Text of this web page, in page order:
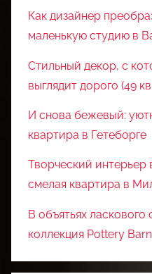
Как дизайнер
маленькую студию в
Стильный декор, с
выглядит дорого (49
И снова бежевый:
квартира в Гетеборге
Творческий интерьер
смелая квартира в
В объятьях ласкового
коллекция Pottery Barn